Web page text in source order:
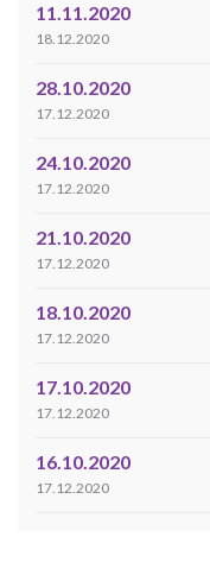
11.11.2020
18.12.2020
28.10.2020
17.12.2020
24.10.2020
17.12.2020
21.10.2020
17.12.2020
18.10.2020
17.12.2020
17.10.2020
17.12.2020
16.10.2020
17.12.2020